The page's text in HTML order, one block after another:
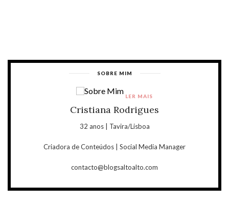
SOBRE MIM
Cristiana Rodrigues
32 anos | Tavira/Lisboa
Criadora de Conteúdos | Social Media Manager
contacto@blogsaltoalto.com
LER MAIS